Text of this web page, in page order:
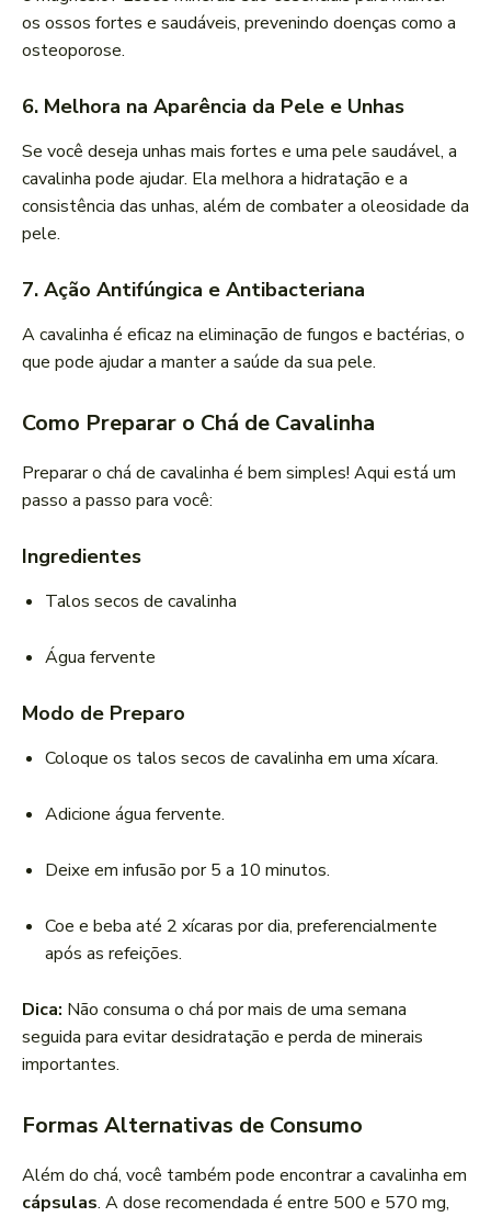
os ossos fortes e saudáveis, prevenindo doenças como a
osteoporose.
6. Melhora na Aparência da Pele e Unhas
Se você deseja unhas mais fortes e uma pele saudável, a
cavalinha pode ajudar. Ela melhora a hidratação e a
consistência das unhas, além de combater a oleosidade da
pele.
7. Ação Antifúngica e Antibacteriana
A cavalinha é eficaz na eliminação de fungos e bactérias, o
que pode ajudar a manter a saúde da sua pele.
Como Preparar o Chá de Cavalinha
Preparar o chá de cavalinha é bem simples! Aqui está um
passo a passo para você:
Ingredientes
Talos secos de cavalinha
Água fervente
Modo de Preparo
Coloque os talos secos de cavalinha em uma xícara.
Adicione água fervente.
Deixe em infusão por 5 a 10 minutos.
Coe e beba até 2 xícaras por dia, preferencialmente
após as refeições.
Dica: Não consuma o chá por mais de uma semana
seguida para evitar desidratação e perda de minerais
importantes.
Formas Alternativas de Consumo
Além do chá, você também pode encontrar a cavalinha em
cápsulas. A dose recomendada é entre 500 e 570 mg,